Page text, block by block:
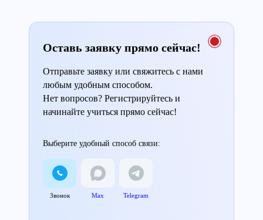
Оставь заявку прямо сейчас!
Отправьте заявку или свяжитесь с нами
любым удобным способом.
Нет вопросов? Регистрируйтесь и
начинайте учиться прямо сейчас!
Выберите удобный способ связи:
Звонок Max Telegram